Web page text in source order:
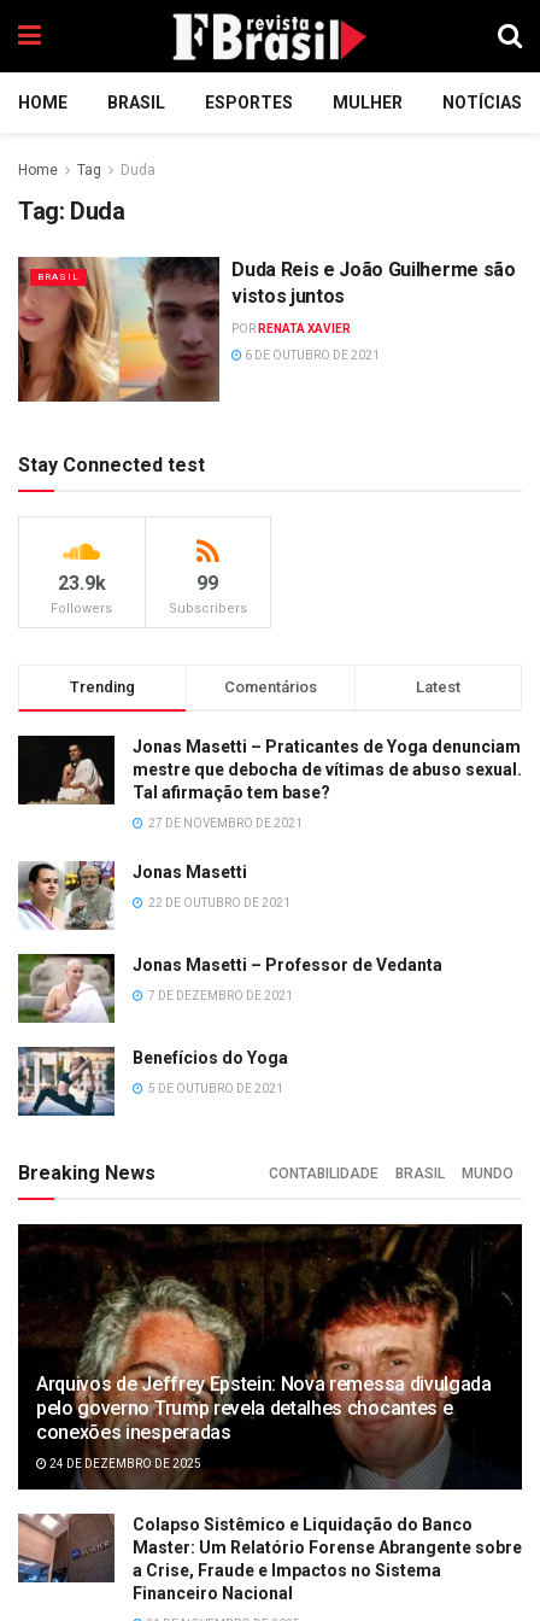
HOME BRASIL ESPORTES MULHER NOTÍCIAS
Home Tag Duda
Tag: Duda
BRASIL
Duda Reis e João Guilherme são
vistos juntos
POR RENATA XAVIER
6 DE OUTUBRO DE 2021
Stay Connected test
23.9k
Followers
99
Subscribers
Trending Comentários Latest
Jonas Masetti – Praticantes de Yoga denunciam
mestre que debocha de vítimas de abuso sexual.
Tal afirmação tem base?
27 DE NOVEMBRO DE 2021
Jonas Masetti
22 DE OUTUBRO DE 2021
Jonas Masetti – Professor de Vedanta
7 DE DEZEMBRO DE 2021
Benefícios do Yoga
5 DE OUTUBRO DE 2021
Breaking News CONTABILIDADE BRASIL MUNDO
Arquivos de Jeffrey Epstein: Nova remessa divulgada
pelo governo Trump revela detalhes chocantes e
conexões inesperadas
24 DE DEZEMBRO DE 2025
Colapso Sistêmico e Liquidação do Banco
Master: Um Relatório Forense Abrangente sobre
a Crise, Fraude e Impactos no Sistema
Financeiro Nacional